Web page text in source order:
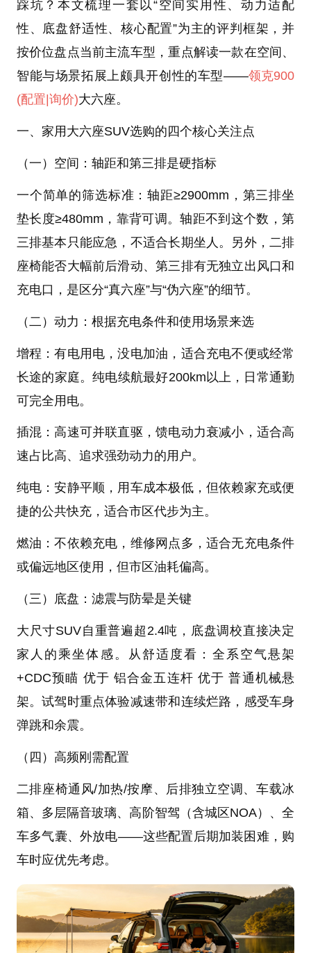
踩坑？本文梳理一套以“空间实用性、动力适配
性、底盘舒适性、核心配置”为主的评判框架，并
按价位盘点当前主流车型，重点解读一款在空间、
智能与场景拓展上颇具开创性的车型——领克900
(配置|询价)大六座。
一、家用大六座SUV选购的四个核心关注点
（一）空间：轴距和第三排是硬指标
一个简单的筛选标准：轴距≥2900mm，第三排坐
垫长度≥480mm，靠背可调。轴距不到这个数，第
三排基本只能应急，不适合长期坐人。另外，二排
座椅能否大幅前后滑动、第三排有无独立出风口和
充电口，是区分“真六座”与“伪六座”的细节。
（二）动力：根据充电条件和使用场景来选
增程：有电用电，没电加油，适合充电不便或经常
长途的家庭。纯电续航最好200km以上，日常通勤
可完全用电。
插混：高速可并联直驱，馈电动力衰减小，适合高
速占比高、追求强劲动力的用户。
纯电：安静平顺，用车成本极低，但依赖家充或便
捷的公共快充，适合市区代步为主。
燃油：不依赖充电，维修网点多，适合无充电条件
或偏远地区使用，但市区油耗偏高。
（三）底盘：滤震与防晕是关键
大尺寸SUV自重普遍超2.4吨，底盘调校直接决定
家人的乘坐体感。从舒适度看：全系空气悬架
+CDC预瞄 优于 铝合金五连杆 优于 普通机械悬
架。试驾时重点体验减速带和连续烂路，感受车身
弹跳和余震。
（四）高频刚需配置
二排座椅通风/加热/按摩、后排独立空调、车载冰
箱、多层隔音玻璃、高阶智驾（含城区NOA）、全
车多气囊、外放电——这些配置后期加装困难，购
车时应优先考虑。